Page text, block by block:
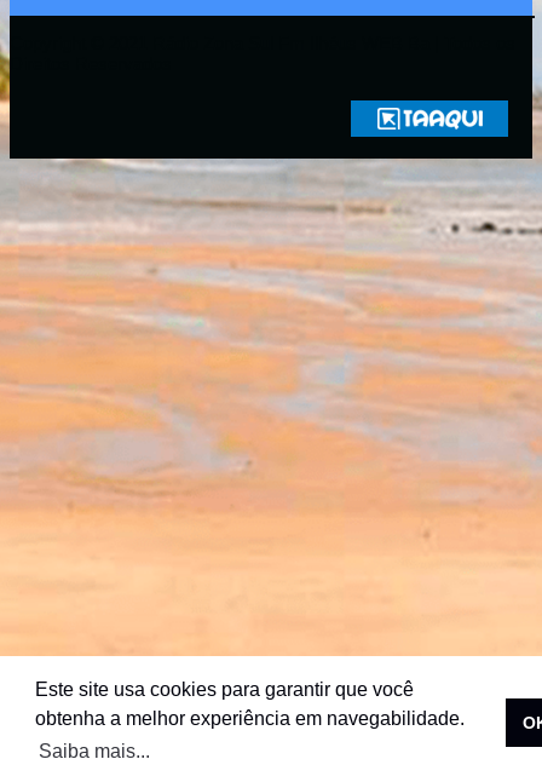
Este site usa cookies para garantir que você
obtenha a melhor experiência em navegabilidade.
Saiba mais...